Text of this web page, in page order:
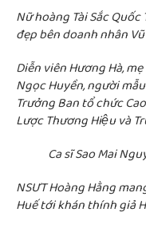
Nữ hoàng Tài Sắc
đẹp bên doanh nhân
Diễn viên Hương Hà,
Ngọc Huyền, người
Trưởng Ban tổ chức
Lược Thương Hiệu và
Ca sĩ Sao Mai
NSƯT Hoàng Hằng
Huế tới khán thính giả